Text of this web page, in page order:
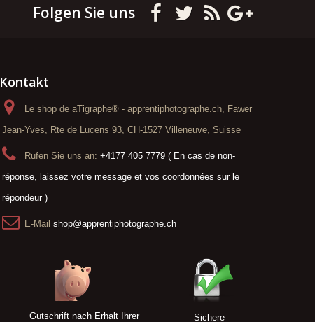
Folgen Sie uns
Kontakt
Le shop de aTigraphe® - apprentiphotographe.ch, Fawer
Jean-Yves, Rte de Lucens 93, CH-1527 Villeneuve, Suisse
Rufen Sie uns an: +4177 405 7779 ( En cas de non-
réponse, laissez votre message et vos coordonnées sur le
répondeur )
E-Mail shop@apprentiphotographe.ch
Gutschrift nach Erhalt Ihrer Sichere